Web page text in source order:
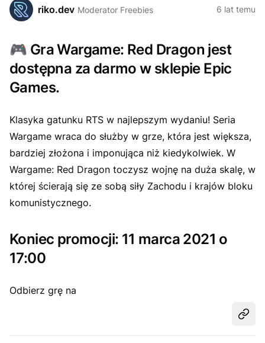
riko.dev Moderator Freebies 6 lat temu
🎮 Gra Wargame: Red Dragon jest
dostępna za darmo w sklepie Epic
Games.
Klasyka gatunku RTS w najlepszym wydaniu! Seria
Wargame wraca do służby w grze, która jest większa,
bardziej złożona i imponująca niż kiedykolwiek. W
Wargame: Red Dragon toczysz wojnę na duża skalę, w
której ścierają się ze sobą siły Zachodu i krajów bloku
komunistycznego.
Koniec promocji: 11 marca 2021 o
17:00
Odbierz grę na